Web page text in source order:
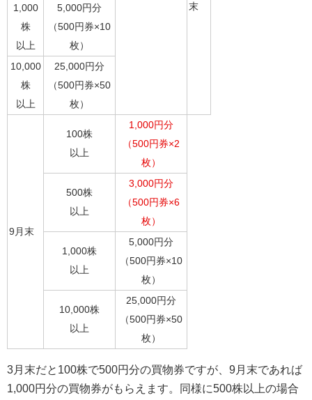
末
1,000
株
以上
5,000円分
（500円券×10
枚）
10,000
株
以上
25,000円分
（500円券×50
枚）
9月末
100株
以上
1,000円分
（500円券×2
枚）
500株
以上
3,000円分
（500円券×6
枚）
1,000株
以上
5,000円分
（500円券×10
枚）
10,000株
以上
25,000円分
（500円券×50
枚）
3月末だと100株で500円分の買物券ですが、9月末であれば
1,000円分の買物券がもらえます。同様に500株以上の場合